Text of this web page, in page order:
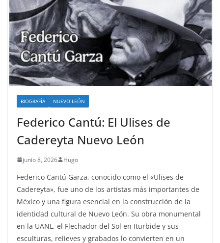
BIOGRAFÍA NUEVO LEÓN
Federico Cantú: El Ulises de
Cadereyta Nuevo León
junio 8, 2026 Hugo
Federico Cantú Garza, conocido como el «Ulises de
Cadereyta», fue uno de los artistas más importantes de
México y una figura esencial en la construcción de la
identidad cultural de Nuevo León. Su obra monumental
en la UANL, el Flechador del Sol en Iturbide y sus
esculturas, relieves y grabados lo convierten en un